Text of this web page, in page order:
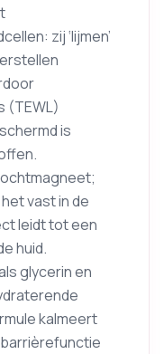
zij ‘lijmen’
(TEWL)
is
vast in de
leidt tot een
huid.
glycerin en
kalmeert